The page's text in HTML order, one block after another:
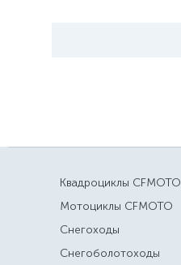
Квадроциклы CFMOTO
Мотоциклы CFMOTO
Снегоходы
Снегоболотоходы